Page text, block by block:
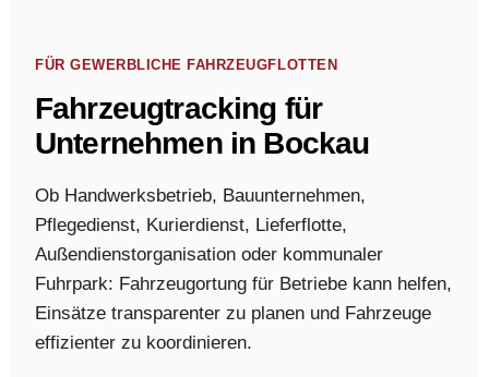
FÜR GEWERBLICHE FAHRZEUGFLOTTEN
Fahrzeugtracking für
Unternehmen in Bockau
Ob Handwerksbetrieb, Bauunternehmen,
Pflegedienst, Kurierdienst, Lieferflotte,
Außendienstorganisation oder kommunaler
Fuhrpark: Fahrzeugortung für Betriebe kann helfen,
Einsätze transparenter zu planen und Fahrzeuge
effizienter zu koordinieren.